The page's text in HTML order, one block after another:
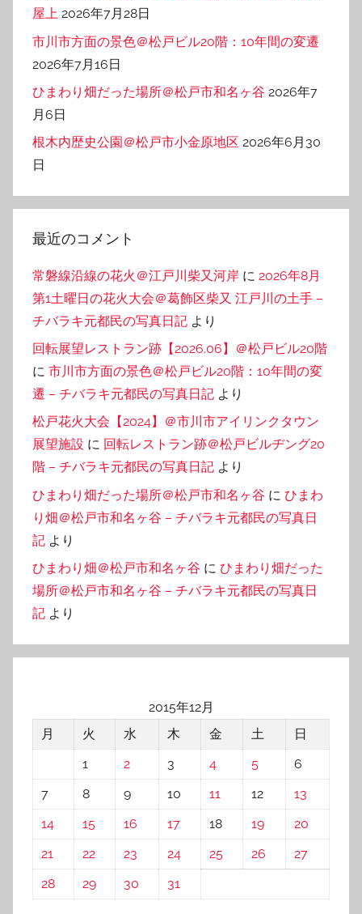
屋上 2026年7月28日
市川市方面の景色＠松戸ビル20階：10年間の変遷
2026年7月16日
ひまわり畑だった場所＠松戸市和名ヶ谷 2026年7
月6日
根木内歴史公園＠松戸市小金原地区 2026年6月30
日
最近のコメント
常磐線沿線の花火＠江戸川柴又河岸 に 2026年8月
第1土曜日の花火大会＠葛飾区柴又 江戸川の土手 –
チバラキ元都民の写真日記 より
回転展望レストラン跡【2026.06】＠松戸ビル20階
に 市川市方面の景色＠松戸ビル20階：10年間の変
遷 – チバラキ元都民の写真日記 より
松戸花火大会【2024】＠市川市アイリンクタウン
展望施設 に 回転レストラン跡＠松戸ビルヂング20
階 – チバラキ元都民の写真日記 より
ひまわり畑だった場所＠松戸市和名ヶ谷 に ひまわ
り畑＠松戸市和名ヶ谷 – チバラキ元都民の写真日
記 より
ひまわり畑＠松戸市和名ヶ谷 に ひまわり畑だった
場所＠松戸市和名ヶ谷 – チバラキ元都民の写真日
記 より
2015年12月
月
火 水 木 金 土
日
1
2 3 4 5
6
7
8 9 10 11 12
13
14
15 16 17 18 19
20
21
22 23 24 25 26
27
28
29 30 31